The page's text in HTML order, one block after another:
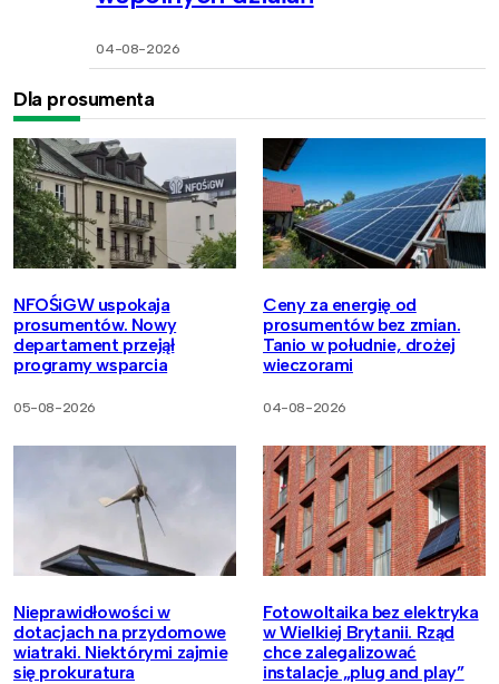
04-08-2026
Dla prosumenta
NFOŚiGW uspokaja
prosumentów. Nowy
departament przejął
programy wsparcia
05-08-2026
Ceny za energię od
prosumentów bez zmian.
Tanio w południe, drożej
wieczorami
04-08-2026
Nieprawidłowości w
dotacjach na przydomowe
wiatraki. Niektórymi zajmie
się prokuratura
Fotowoltaika bez elektryka
w Wielkiej Brytanii. Rząd
chce zalegalizować
instalacje „plug and play”